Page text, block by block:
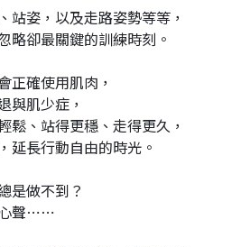
站姿，以及走路姿勢等等，
略卻最關鍵的訓練時刻。
正確使用肌肉，
與肌少症，
鬆、站得更穩、走得更久，
延長行動自由的時光。
是做不到？
心聲⋯⋯